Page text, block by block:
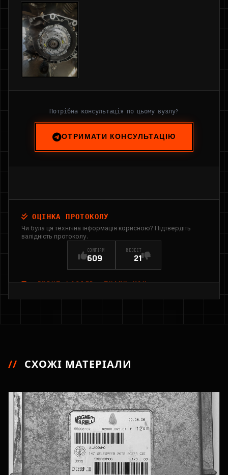
Потрібна консультація по цьому вузлу?
ОТРИМАТИ КОНСУЛЬТАЦІЮ
ОЦІНКА ПРОТОКОЛУ
Чи була ця технічна інформація корисною? Підтвердіть
валідність протоколу.
CONFIRM
609
REJECT
21
INPUT_LOGGED: THANK YOU
// СХОЖІ МАТЕРІАЛИ